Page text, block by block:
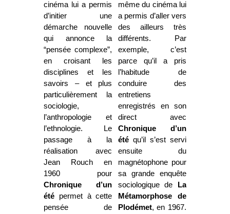
cinéma lui a permis
d’initier une
démarche nouvelle
qui annonce la
“pensée complexe”,
en croisant les
disciplines et les
savoirs – et plus
particulièrement la
sociologie,
l’anthropologie et
l’ethnologie. Le
passage à la
réalisation avec
Jean Rouch en
1960 pour
Chronique d’un
été permet à cette
pensée de
même du cinéma lui
a permis d’aller vers
des ailleurs très
différents. Par
exemple, c’est
parce qu’il a pris
l’habitude de
conduire des
entretiens
enregistrés en son
direct avec
Chronique d’un
étéqu’il s’est servi
ensuite du
magnétophone pour
sa grande en­quête
sociologique de
La
Métamorphose de
Plodémet, en 1967.